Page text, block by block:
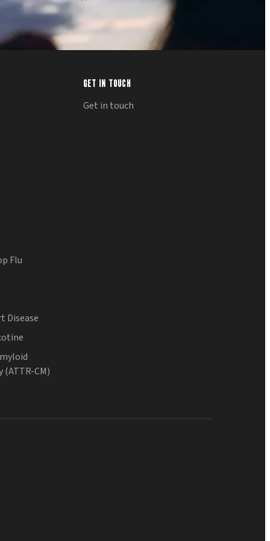
Flu
Disease
CM)
GET IN TOUCH
Get in touch